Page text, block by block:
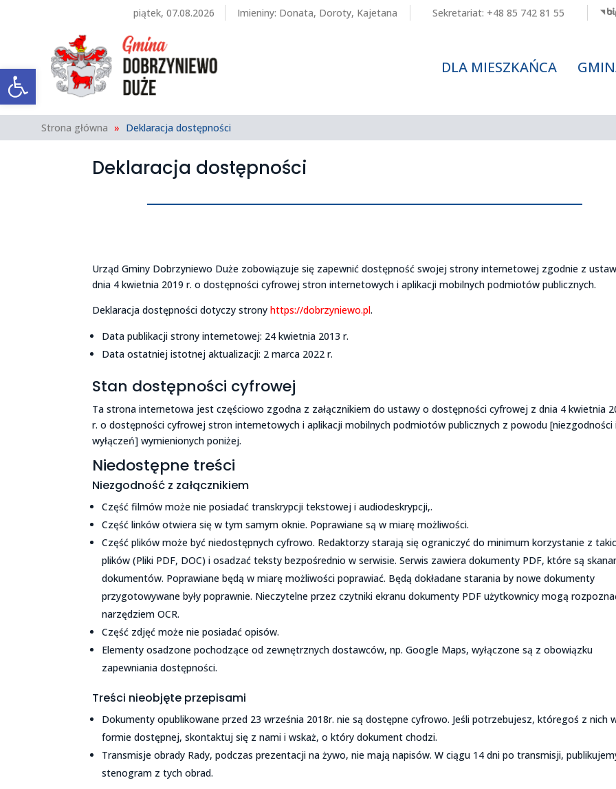
Otwórz pasek narzędzi
piątek, 07.08.2026 Imieniny: Donata, Doroty, Kajetana Sekretariat: +48 85 742 81 55
DLA MIESZKAŃCA
Strona główna » Deklaracja dostępności
Deklaracja dostępności
Urząd Gminy Dobrzyniewo Duże zobowiązuje się zapewnić dostępność swojej strony internetowej zgodnie z
dnia 4 kwietnia 2019 r. o dostępności cyfrowej stron internetowych i aplikacji mobilnych podmiotów publicznych.
Deklaracja dostępności dotyczy stronyhttps://dobrzyniewo.pl.
Data publikacji strony internetowej: 24 kwietnia 2013 r.
Data ostatniej istotnej aktualizacji: 2 marca 2022 r.
Stan dostępności cyfrowej
Ta strona internetowa jest częściowo zgodna z załącznikiem do ustawy o dostępności cyfrowej z dnia 4 kwietnia
r. o dostępności cyfrowej stron internetowych i aplikacji mobilnych podmiotów publicznych z powodu [niezgodności
wyłączeń] wymienionych poniżej.
Niedostępne treści
Niezgodność z załącznikiem
Część filmów może nie posiadać transkrypcji tekstowej i audiodeskrypcji,.
Część linków otwiera się w tym samym oknie. Poprawiane są w miarę możliwości.
Część plików może być niedostępnych cyfrowo. Redaktorzy starają się ograniczyć do minimum korzystanie z
plików (Pliki PDF, DOC) i osadzać teksty bezpośrednio w serwisie. Serwis zawiera dokumenty PDF, które są
dokumentów. Poprawiane będą w miarę możliwości poprawiać. Będą dokładane starania by nowe dokumenty
przygotowywane były poprawnie. Nieczytelne przez czytniki ekranu dokumenty PDF użytkownicy mogą
narzędziem OCR.
Część zdjęć może nie posiadać opisów.
Elementy osadzone pochodzące od zewnętrznych dostawców, np. Google Maps, wyłączone są z obowiązku
zapewniania dostępności.
Treści nieobjęte przepisami
Dokumenty opublikowane przed 23 września 2018r. nie są dostępne cyfrowo. Jeśli potrzebujesz, któregoś z nich
formie dostępnej, skontaktuj się z nami i wskaż, o który dokument chodzi.
Transmisje obrady Rady, podczas prezentacji na żywo, nie mają napisów. W ciągu 14 dni po transmisji,
stenogram z tych obrad.